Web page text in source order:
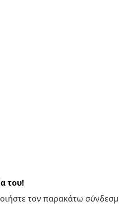
του!
τον παρακάτω